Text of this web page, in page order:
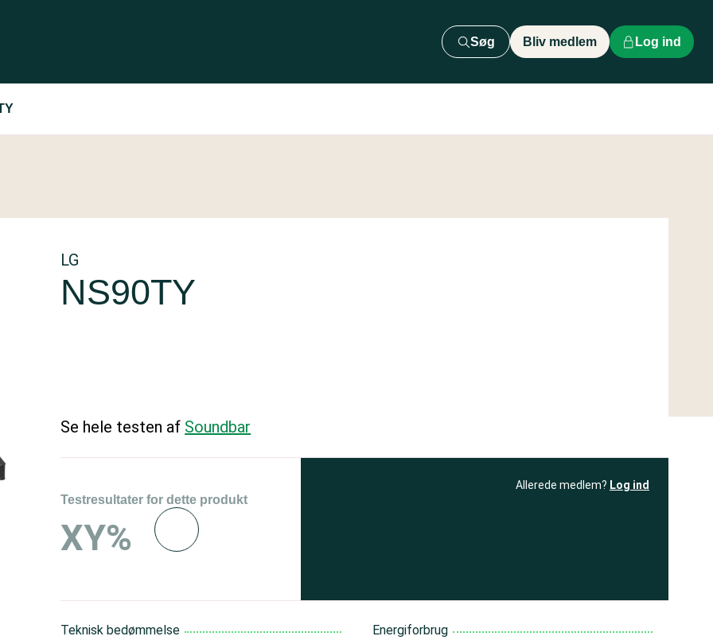
Søg Bliv medlem Log ind
LG
NS90TY
Se hele testen af Soundbar
Testresultater for dette produkt
XY%
Allerede medlem? Log ind
Teknisk bedømmelse Energiforbrug